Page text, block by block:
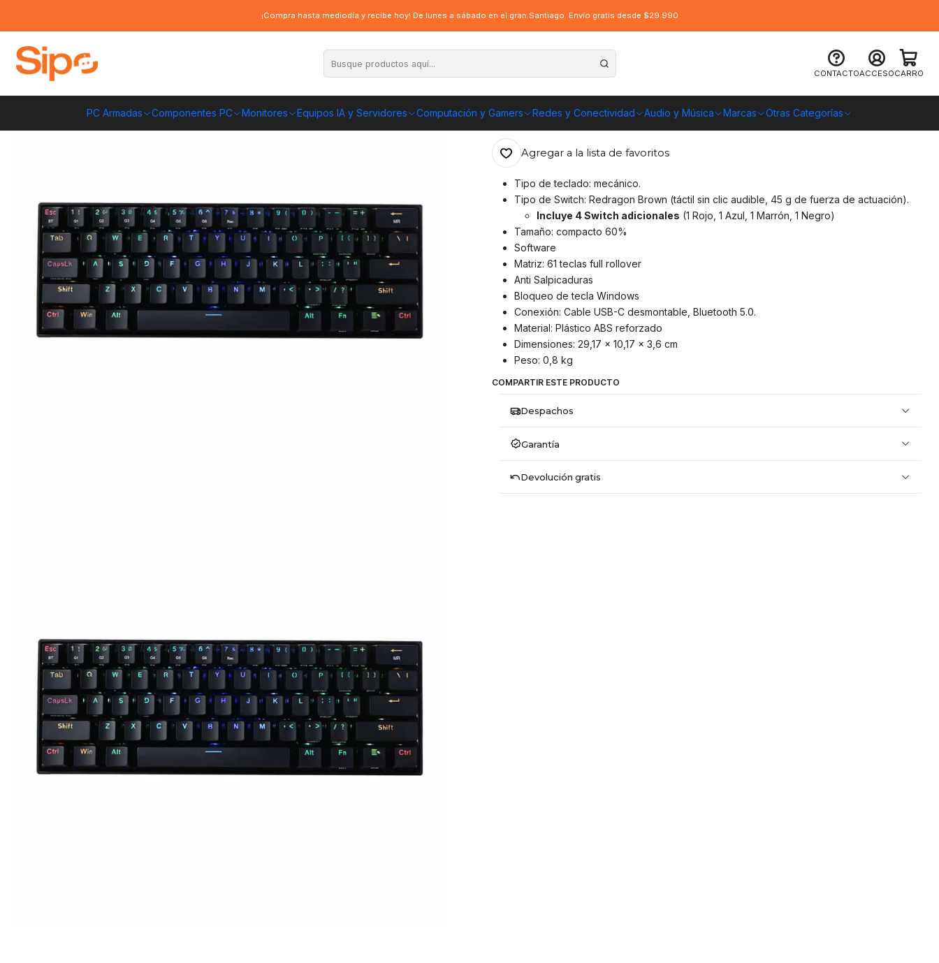
CONTACTOACCESOCARRO
PC Armadas Componentes PC Monitores Equipos IA y Servidores Computación y Gamers Redes y Conectividad Audio y Música Marcas Otras Categorías
¡Compra hasta mediodía y recibe hoy! De lunes a sábado en el gran Santiago. Envío gratis desde $29.990
Teclado Mecánico Redragon Draconic K530RGB, Outemu Brown, BT
Teclado Mecánico Redragon Draconic K530RGB,
Outemu Brown, BT
ENVÍO GRATIS A TODO CHILE
Agregar a la lista de favoritos
Tipo de teclado: mecánico.
Tipo de Switch: Redragon Brown (táctil sin clic audible, 45 g de fuerza de actuación).
Incluye 4 Switch adicionales (1 Rojo, 1 Azul, 1 Marrón, 1 Negro)
Tamaño: compacto 60%
Software
Matriz: 61 teclas full rollover
Anti Salpicaduras
Bloqueo de tecla Windows
Conexión: Cable USB-C desmontable, Bluetooth 5.0.
Material: Plástico ABS reforzado
Dimensiones: 29,17 x 10,17 x 3,6 cm
Peso: 0,8 kg
COMPARTIR ESTE PRODUCTO
Despachos
Garantía
Devolución gratis